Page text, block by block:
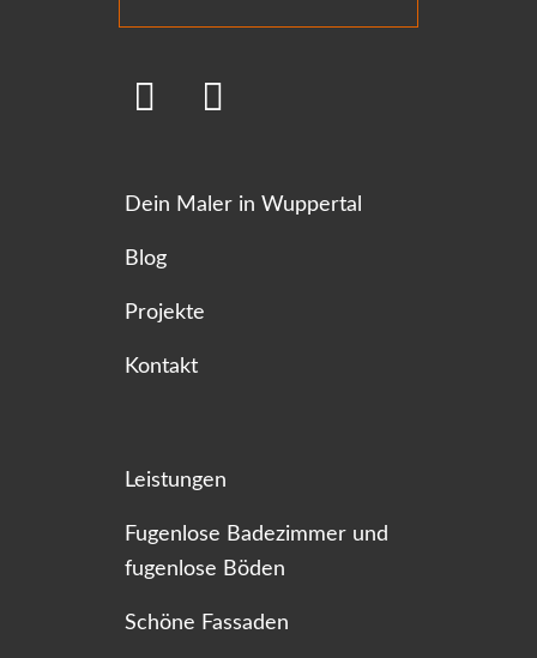
Dein Maler in Wuppertal
Blog
Projekte
Kontakt
Leistungen
Fugenlose Badezimmer und
fugenlose Böden
Schöne Fassaden